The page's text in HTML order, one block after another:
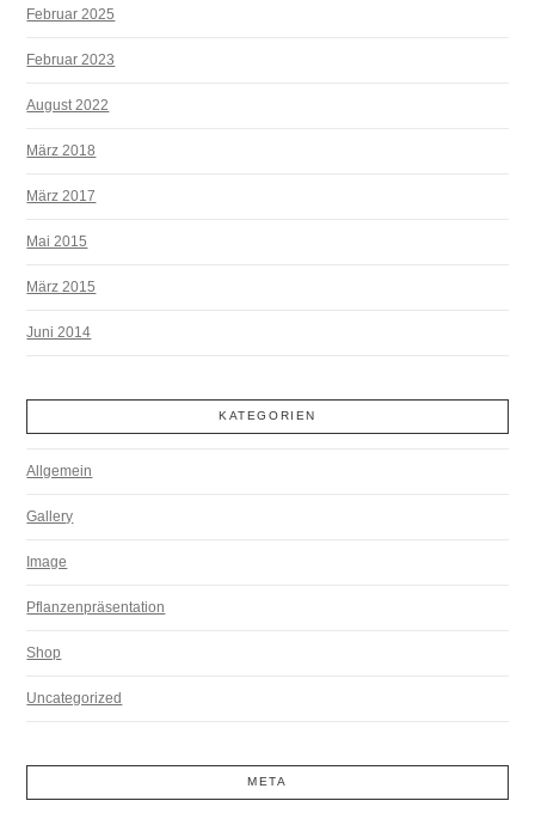
Februar 2025
Februar 2023
August 2022
März 2018
März 2017
Mai 2015
März 2015
Juni 2014
KATEGORIEN
Allgemein
Gallery
Image
Pflanzenpräsentation
Shop
Uncategorized
META